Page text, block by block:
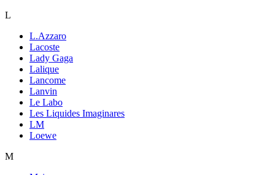
L
L.Azzaro
Lacoste
Lady Gaga
Lalique
Lancome
Lanvin
Le Labo
Les Liquides Imaginares
LM
Loewe
M